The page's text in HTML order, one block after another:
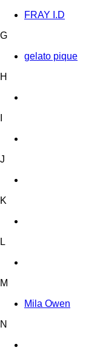
FRAY I.D
G
gelato pique
H
J
K
L
M
Mila Owen
N